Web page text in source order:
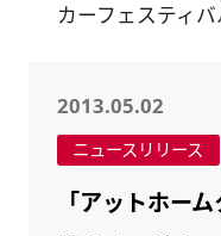
カーフェスティ
2013.05.02
ニュースリリース
「アットホー